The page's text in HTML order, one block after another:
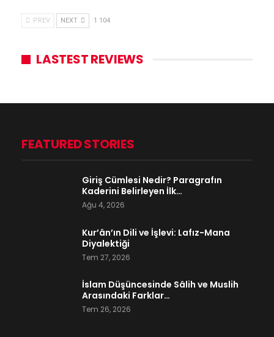
PREV NEXT 1 104
LASTEST REVIEWS
FEATURED STORIES
Giriş Cümlesi Nedir? Paragrafın
Kaderini Belirleyen İlk…
Ağu 4, 2026
Kur’ân’ın Dili ve İşlevi: Lafız-Mana
Diyalektiği
Tem 27, 2026
İslam Düşüncesinde Sâlih ve Muslih
Arasındaki Farklar…
Tem 26, 2026